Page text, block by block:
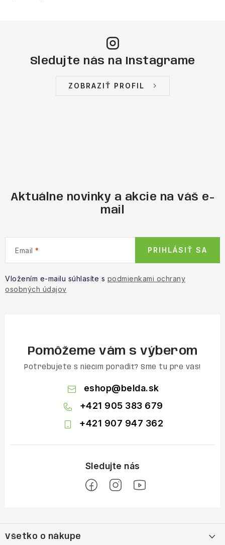
Sledujte nás na Instagrame
ZOBRAZIŤ PROFIL
Aktuálne novinky a akcie na váš e-
mail
Email
Vložením e-mailu súhlasíte s podmienkami ochrany
osobných údajov
PRIHLÁSIŤ SA
Pomôžeme vám s výberom
Potrebujete s niečím poradiť? Sme tu pre vás!
eshop@belda.sk
+421 905 383 679
+421 907 947 362
pVšetko o nákupe